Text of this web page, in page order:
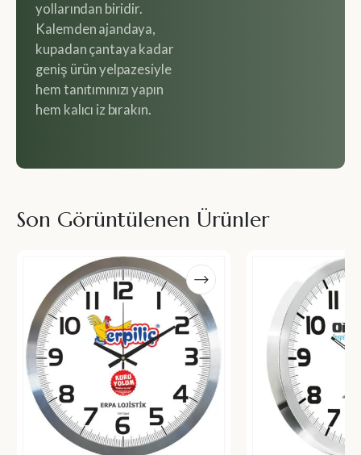
yollarından biridir.
Kalemden ajandaya,
kupadan çantaya kadar
geniş ürün yelpazesiyle
hem tanıtımınızı yapın
hem kalıcı iz bırakın.
Son Görüntülenen Ürünler